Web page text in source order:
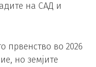
на САД и
првенство во 2026
но земјите